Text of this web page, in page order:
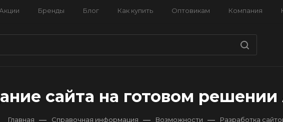
Акции Бренды Блог Как купить Оптовикам Компания
сайта на готовом
Главная — Справочная информация — Возможности — Разработка